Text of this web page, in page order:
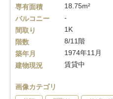
専有面積
18.75m²
バルコニー
-
間取り
1K
階数
8/11階
築年月
1974年11月
建物現況
賃貸中
画像カテゴリ